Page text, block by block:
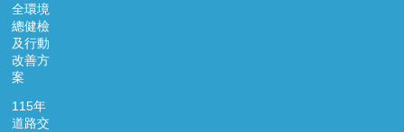
全環境
總健檢
及行動
改善方
案
115年
道路交